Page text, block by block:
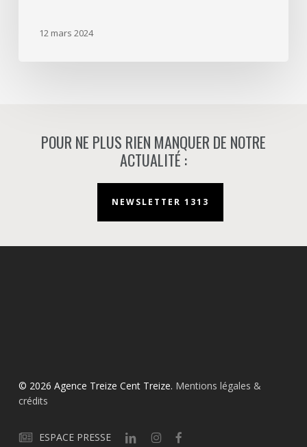
12 mars 2024
POUR NE PLUS RIEN MANQUER DE NOTRE
ACTUALITÉ :
NEWSLETTER 1313
© 2026 Agence Treize Cent Treize. Mentions légales &
crédits
ESPACE PRESSE